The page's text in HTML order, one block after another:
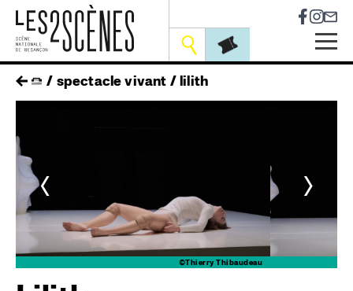
Skip
main
Outils
fil
spectacle vivant lilith
<
©Thierry Thibaudeau
>